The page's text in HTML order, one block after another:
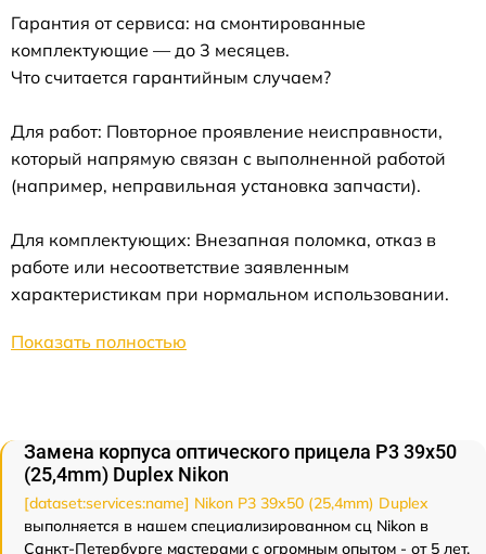
Гарантия от сервиса: на смонтированные
комплектующие — до 3 месяцев.
Что считается гарантийным случаем?
Для работ: Повторное проявление неисправности,
который напрямую связан с выполненной работой
(например, неправильная установка запчасти).
Для комплектующих: Внезапная поломка, отказ в
работе или несоответствие заявленным
характеристикам при нормальном использовании.
Показать полностью
Замена корпуса оптического прицела P3 39x50
(25,4mm) Duplex Nikon
[dataset:services:name] Nikon P3 39x50 (25,4mm) Duplex
выполняется в нашем специализированном сц Nikon в
Санкт-Петербурге мастерами с огромным опытом - от 5 лет.